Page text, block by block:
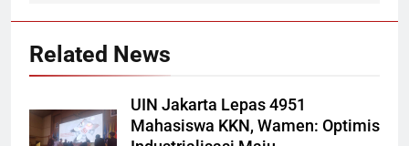
Related News
UIN Jakarta Lepas 4951
Mahasiswa KKN, Wamen: Optimis